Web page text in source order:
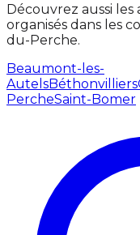
Découvrez aussi les
organisés dans les
du-Perche.
Beaumont-les-
AutelsBéthonvilliers
PercheSaint-Bomer